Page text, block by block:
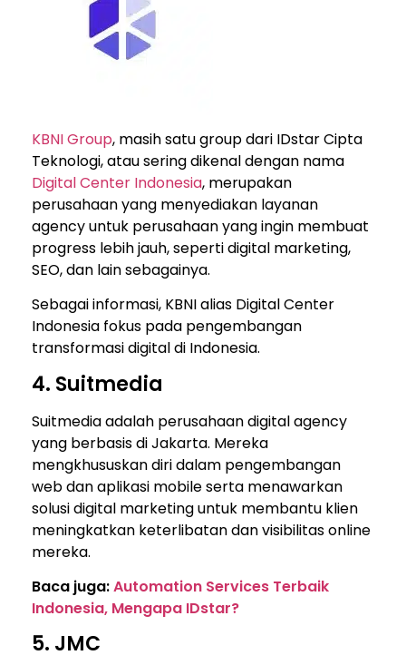
KBNI Group, masih satu group dari IDstar Cipta
Teknologi, atau sering dikenal dengan nama
Digital Center Indonesia, merupakan
perusahaan yang menyediakan layanan
agency untuk perusahaan yang ingin membuat
progress lebih jauh, seperti digital marketing,
SEO, dan lain sebagainya.
Sebagai informasi, KBNI alias Digital Center
Indonesia fokus pada pengembangan
transformasi digital di Indonesia.
4. Suitmedia
Suitmedia adalah perusahaan digital agency
yang berbasis di Jakarta. Mereka
mengkhususkan diri dalam pengembangan
web dan aplikasi mobile serta menawarkan
solusi digital marketing untuk membantu klien
meningkatkan keterlibatan dan visibilitas online
mereka.
Baca juga:Automation Services Terbaik
Indonesia, Mengapa IDstar?
5. JMC